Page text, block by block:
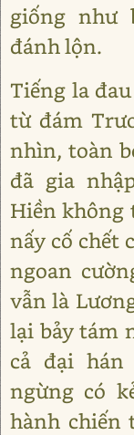
giống như
đánh lộn.
Tiếng la
từ đám
nhìn, toàn
đã gia
Hiền không
nấy cố chết
ngoan
vẫn là
lại bảy tám
cả đại hán
ngừng có
hành chiến